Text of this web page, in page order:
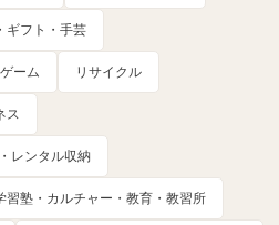
ギフト・手芸
ーム リサイクル
ス
レンタル収納
習塾・カルチャー・教育・教習所